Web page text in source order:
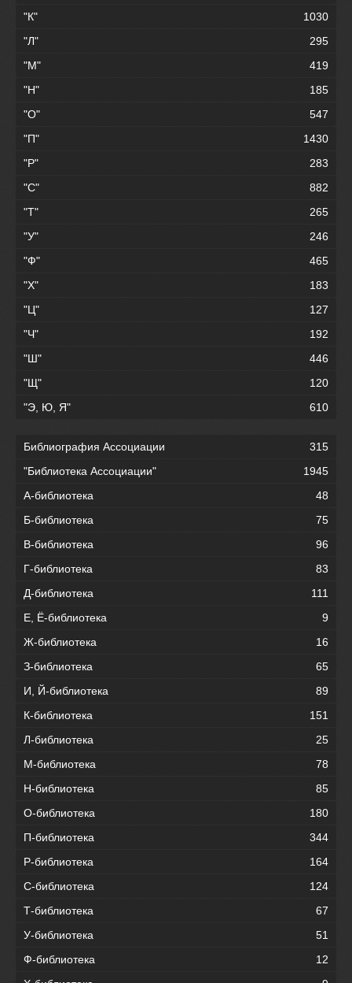
"К"
1030
"Л"
295
"М"
419
"Н"
185
"О"
547
"П"
1430
"Р"
283
"С"
882
"Т"
265
"У"
246
"Ф"
465
"Х"
183
"Ц"
127
"Ч"
192
"Ш"
446
"Щ"
120
"Э, Ю, Я"
610
Библиография Ассоциации
315
"Библиотека Ассоциации"
1945
А-библиотека
48
Б-библиотека
75
В-библиотека
96
Г-библиотека
83
Д-библиотека
111
Е, Ё-библиотека
9
Ж-библиотека
16
З-библиотека
65
И, Й-библиотека
89
К-библиотека
151
Л-библиотека
25
М-библиотека
78
Н-библиотека
85
О-библиотека
180
П-библиотека
344
Р-библиотека
164
С-библиотека
124
Т-библиотека
67
У-библиотека
51
Ф-библиотека
12